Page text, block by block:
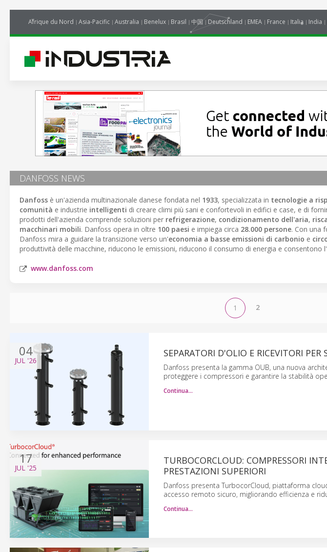
Afrique du Nord Asia-Pacific Australia Benelux Brasil 中国 Deutschland EMEA France Italia India
DANFOSS NEWS
Danfoss è un'azienda multinazionale danese fondata nel 1933, specializzata in tecnologie a
comunità e industrie intelligenti di creare climi più sani e confortevoli in edifici e case, e di
prodotti dell'azienda comprende soluzioni per refrigerazione, condizionamento dell'aria,
macchinari mobili. Danfoss opera in oltre 100 paesi e impiega circa 28.000 persone. Con una
Danfoss mira a guidare la transizione verso un'economia a basse emissioni di carbonio e
produttività delle macchine, riducono le emissioni, riducono il consumo di energia e consentono
www.danfoss.com
1 2
04
JUL '26
SEPARATORI D'OLIO E RICEVITORI PER
Danfoss presenta la gamma OUB, una nuova
proteggere i compressori e garantire la stabilità
Continua…
17
JUL '25
TURBOCORCLOUD: COMPRESSORI
PRESTAZIONI SUPERIORI
Danfoss presenta TurbocorCloud, piattaforma
accesso remoto sicuro, migliorando efficienza e
Continua…